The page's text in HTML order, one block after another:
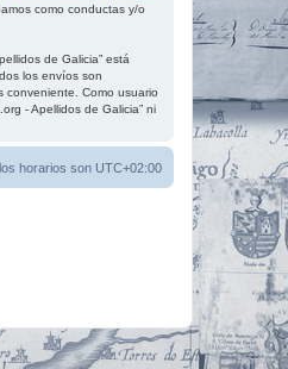
como conductas y/o
de Galicia” está
los envíos son
conveniente. Como usuario
- Apellidos de Galicia” ni
horarios son UTC+02:00